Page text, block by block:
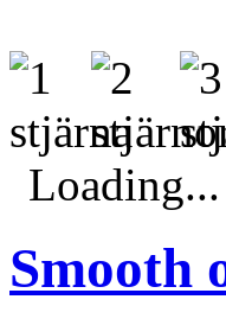
Loading...
Smooth